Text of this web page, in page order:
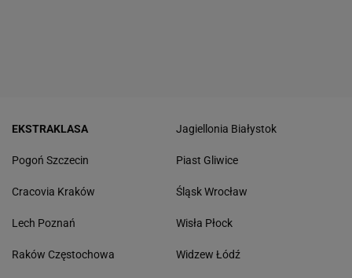
EKSTRAKLASA
Pogoń Szczecin
Cracovia Kraków
Lech Poznań
Raków Częstochowa
Jagiellonia Białystok
Piast Gliwice
Śląsk Wrocław
Wisła Płock
Widzew Łódź